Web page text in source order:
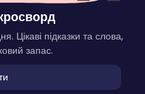
Цікаві підказки та слова,
запас.